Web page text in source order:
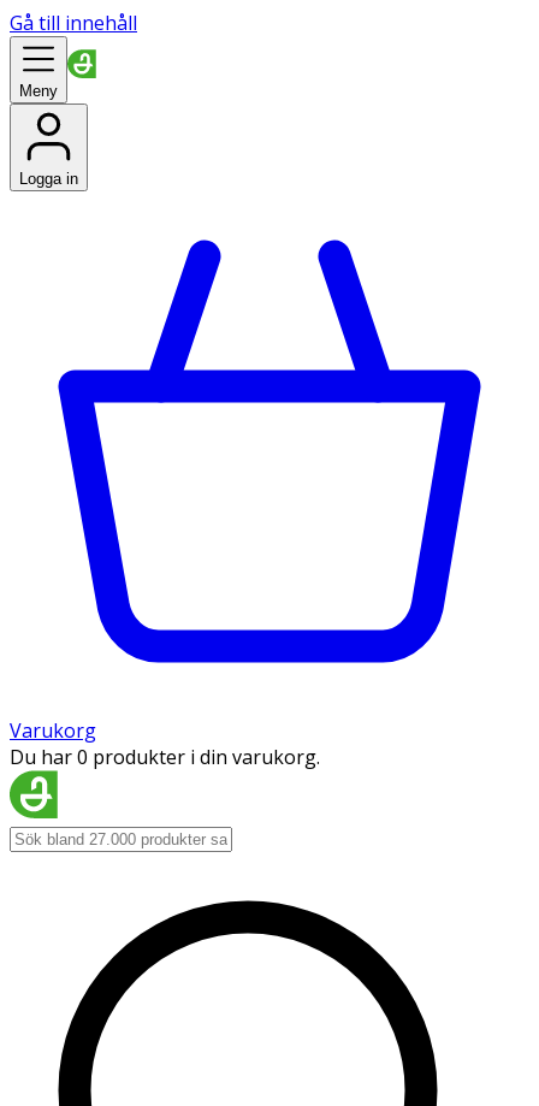
Gå till innehåll
Meny
Logga in
Varukorg
Du har 0 produkter i din varukorg.